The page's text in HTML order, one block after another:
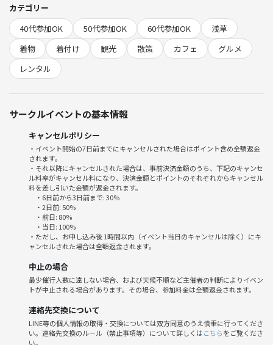
13:30 カフェムルソー
隅田川沿いにあるカフェ
窓側のお席でスカイツリーを見ながらカフェタイム
https://cafe-meursault.jp/
があります。皆さんと相談して終了時間を決めます。
◾️料金（着物レンタル・着付け代）
レンタル：VASARA 浅草本店
https://vasara-h.co.jp/shop/detail.html?id=13
•女性：スタンダードプラン（着付け＋ヘアセット）3278円
•男性：スタンダードプラン
※人数によってはカップルプラン適用で5104円になる場合あり。
※ スタンダードプランは1番ベーシックなプランです。実際に見て選ぶ
ことができ、より華やかなものを希望される場合はランクアップ（追加
料金）が可能です。着物だけでなく、ヘアセットや小物もアップグレー
ドできます。
その他、食べ歩きやカフェ代などは各自ご負担ください
カテゴリー
40代参加OK
50代参加OK 60代参加OK
浅草
着物
着付け 観光 散策 カフェ
グルメ
レンタル
サークルイベントの基本情報
キャンセルポリシー
・イベント開始の7日前までにキャンセルされた場合はポイント含め全額返金
されます。
・それ以降にキャンセルされた場合は、事前決済金額のうち、下記のキャンセ
ル料率がキャンセル料になり、決済金額とポイントのそれぞれからキャンセル
料を差し引いた金額が返金されます。
・6日前から3日前まで: 30%
・2日前: 50%
・前日: 80%
・当日: 100%
・ただし、お申し込み後 1時間以内（イベント当日のキャンセルは除く）にキ
ャンセルされた場合は全額返金されます。
中止の場合
最少催行人数に達しない場合、および天候不順など主催者の判断によりイベン
トが中止される場合があります。その場合、参加料金は全額返金されます。
連絡先交換について
LINE等の個人情報の取得・交換については双方同意のうえ慎重に行ってくださ
い。連絡先交換のルール（禁止事項等）について詳しくはこちらをご覧くださ
い。